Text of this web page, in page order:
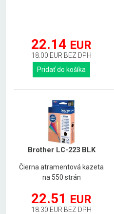
22.14 EUR
18.00 EUR BEZ DPH
Pridať do košíka
Brother LC-223 BLK
Čierna atramentová kazeta
na 550 strán
22.51 EUR
18.30 EUR BEZ DPH